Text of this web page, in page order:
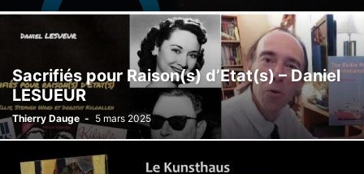
Sacrifiés pour Raison(s) d’Etat(s) – Daniel
LESUEUR
Thierry Dauge - 5 mars 2025